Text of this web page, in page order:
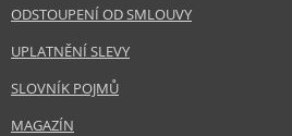
ODSTOUPENÍ OD SMLOUVY
UPLATNĚNÍ SLEVY
SLOVNÍK POJMŮ
MAGAZÍN